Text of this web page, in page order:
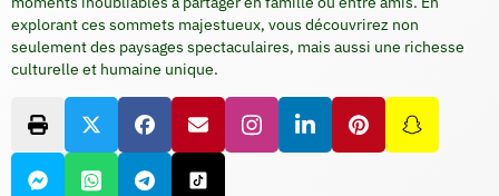
explorant ces sommets majestueux, vous découvrirez non
seulement des paysages spectaculaires, mais aussi une richesse
culturelle et humaine unique.